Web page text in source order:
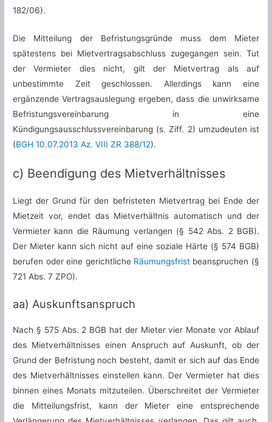
182/06).
Die Mitteilung der Befristungsgründe muss dem Mieter
spätestens bei Mietvertragsabschluss zugegangen sein. Tut
der Vermieter dies nicht, gilt der Mietvertrag als auf
unbestimmte Zeit geschlossen. Allerdings kann eine
ergänzende Vertragsauslegung ergeben, dass die unwirksame
Befristungsvereinbarung in eine
Kündigungsausschlussvereinbarung (s. Ziff. 2) umzudeuten ist
(BGH 10.07.2013 Az. VIII ZR 388/12).
c) Beendigung des Mietverhältnisses
Liegt der Grund für den befristeten Mietvertrag bei Ende der
Mietzeit vor, endet das Mietverhältnis automatisch und der
Vermieter kann die Räumung verlangen (§ 542 Abs. 2 BGB).
Der Mieter kann sich nicht auf eine soziale Härte (§ 574 BGB)
berufen oder eine gerichtliche Räumungsfristbeanspruchen (§
721 Abs. 7 ZPO).
aa) Auskunftsanspruch
Nach § 575 Abs. 2 BGB hat der Mieter vier Monate vor Ablauf
des Mietverhältnisses einen Anspruch auf Auskunft, ob der
Grund der Befristung noch besteht, damit er sich auf das Ende
des Mietverhältnisses einstellen kann. Der Vermieter hat dies
binnen eines Monats mitzuteilen. Überschreitet der Vermieter
die Mitteilungsfrist, kann der Mieter eine entsprechende